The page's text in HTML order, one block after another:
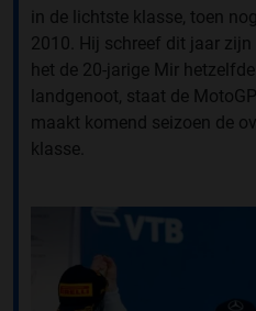
in de lichtste klasse, toen
2010. Hij schreef dit jaar
het de 20-jarige Mir
landgenoot, staat de
maakt komend seizoen de
klasse.